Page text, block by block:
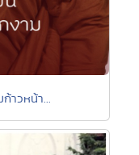
าวหน้า...